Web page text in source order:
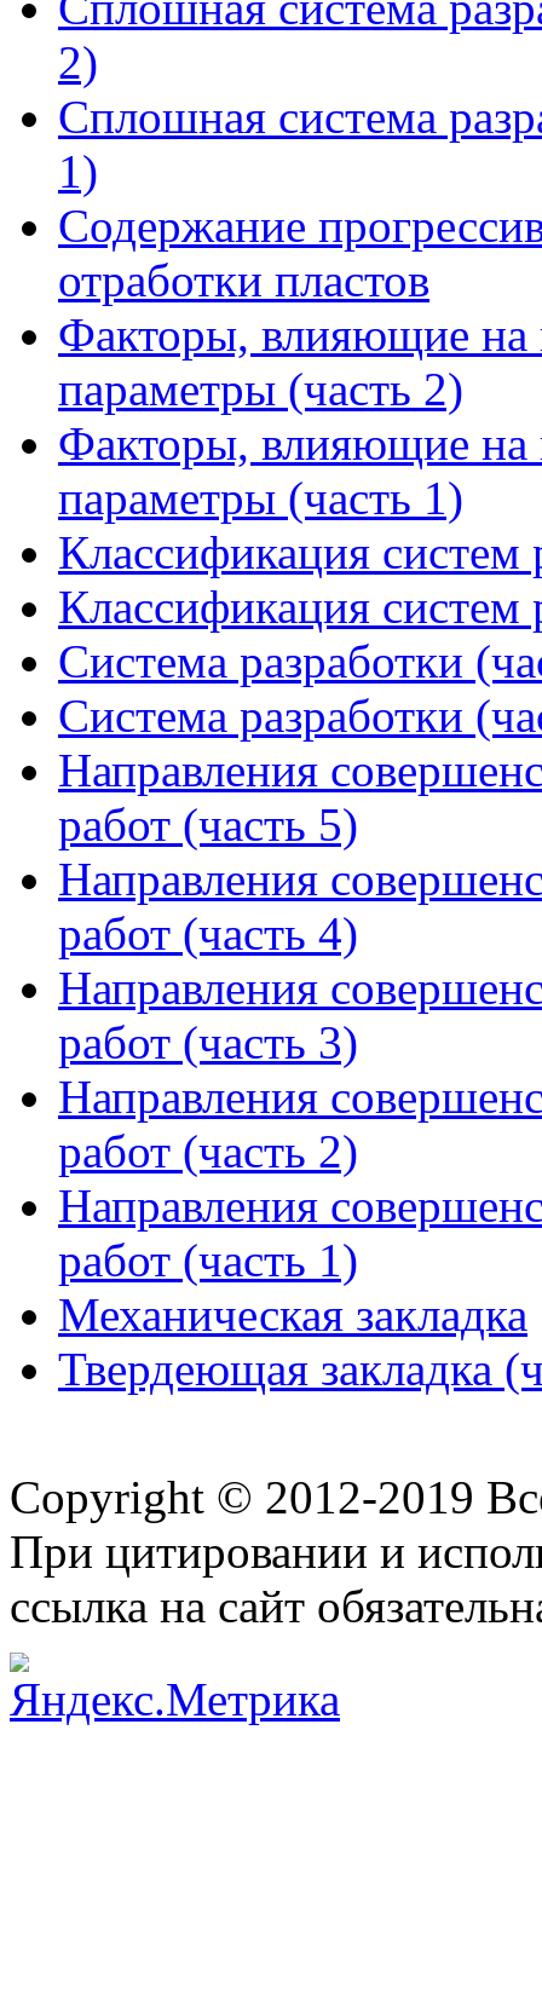
2)
Сплошная система
1)
Содержание
отработки пластов
Факторы, влияющие на
параметры (часть 2)
Факторы, влияющие на
параметры (часть 1)
Классификация систем
Классификация систем
Система разработки
Система разработки
Направления
работ (часть 5)
Направления
работ (часть 4)
Направления
работ (часть 3)
Направления
работ (часть 2)
Направления
работ (часть 1)
Механическая закладка
Твердеющая закладка
Copyright © 2012-2019
При цитировании и
ссылка на сайт